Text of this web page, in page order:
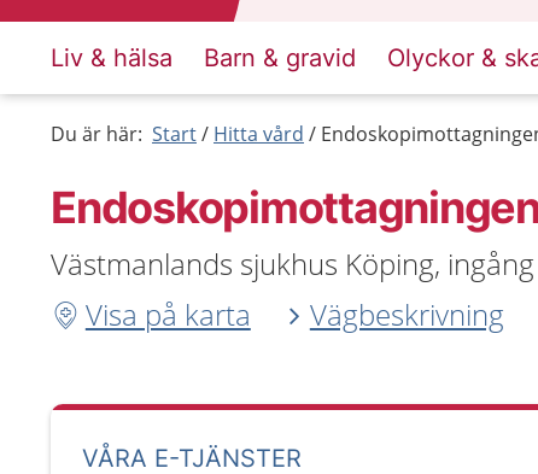
Liv & hälsa Barn & gravid Olyckor &
Du är här: Start Hitta vård
Västmanlands sjukhus Köping,
Visa på karta
Vägbeskrivning
VÅRA E-TJÄNSTER